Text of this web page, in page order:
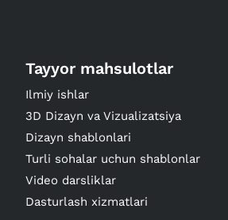
Tayyor mahsulotlar
Ilmiy ishlar
3D Dizayn va Vizualizatsiya
Dizayn shablonlari
Turli sohalar uchun shablonlar
Video darsliklar
Dasturlash xizmatlari